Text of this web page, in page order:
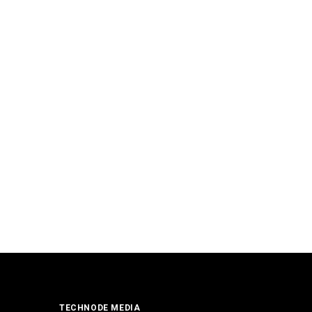
TECHNODE MEDIA